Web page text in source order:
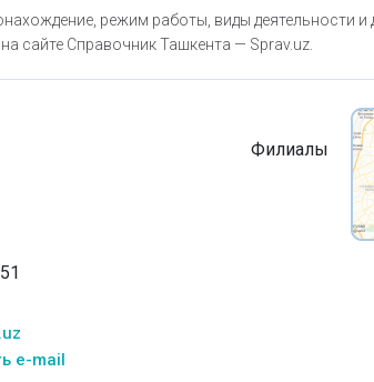
режим работы, виды деятельности и
сайте Справочник Ташкента — Sprav.uz.
Филиалы
e-mail